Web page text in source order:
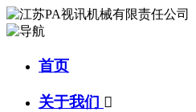
首页
关于我们 